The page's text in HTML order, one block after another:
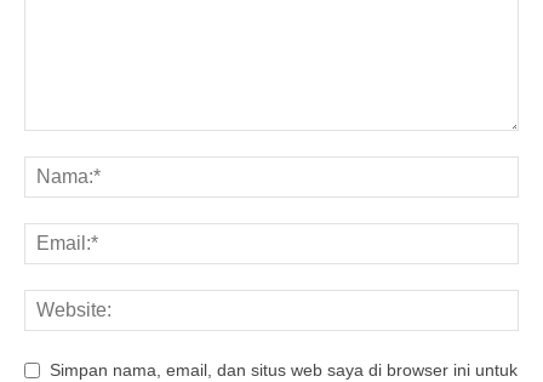
Simpan nama, email, dan situs web saya di browser ini untuk